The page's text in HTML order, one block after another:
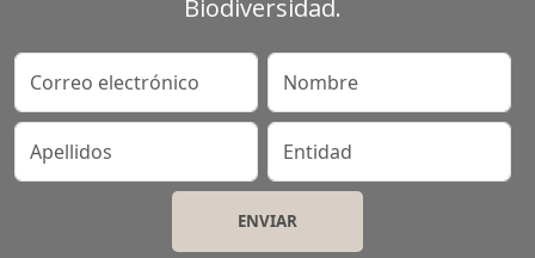
Biodiversidad.
Correo electrónico Nombre
Apellidos Entidad